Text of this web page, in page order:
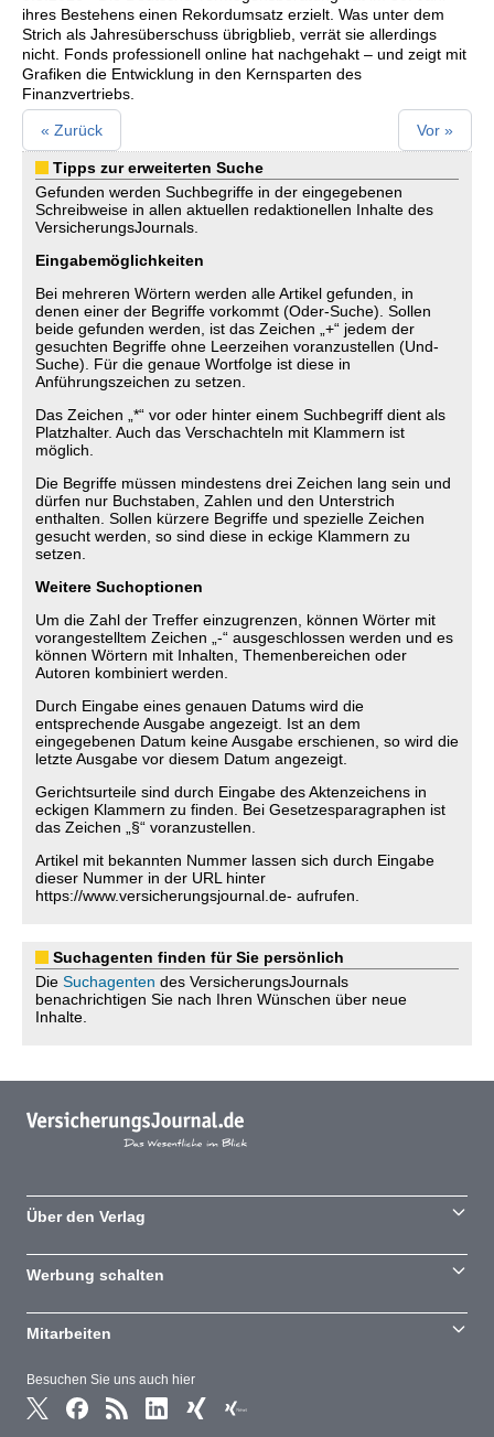
ihres Bestehens einen Rekordumsatz erzielt. Was unter dem
Strich als Jahresüberschuss übrigblieb, verrät sie allerdings
nicht. Fonds professionell online hat nachgehakt – und zeigt mit
Grafiken die Entwicklung in den Kernsparten des
Finanzvertriebs.
« Zurück Vor »
Tipps zur erweiterten Suche
Gefunden werden Suchbegriffe in der eingegebenen
Schreibweise in allen aktuellen redaktionellen Inhalte des
VersicherungsJournals.
Eingabemöglichkeiten
Bei mehreren Wörtern werden alle Artikel gefunden, in
denen einer der Begriffe vorkommt (Oder-Suche). Sollen
beide gefunden werden, ist das Zeichen „+“ jedem der
gesuchten Begriffe ohne Leerzeihen voranzustellen (Und-
Suche). Für die genaue Wortfolge ist diese in
Anführungszeichen zu setzen.
Das Zeichen „*“ vor oder hinter einem Suchbegriff dient als
Platzhalter. Auch das Verschachteln mit Klammern ist
möglich.
Die Begriffe müssen mindestens drei Zeichen lang sein und
dürfen nur Buchstaben, Zahlen und den Unterstrich
enthalten. Sollen kürzere Begriffe und spezielle Zeichen
gesucht werden, so sind diese in eckige Klammern zu
setzen.
Weitere Suchoptionen
Um die Zahl der Treffer einzugrenzen, können Wörter mit
vorangestelltem Zeichen „-“ ausgeschlossen werden und es
können Wörtern mit Inhalten, Themenbereichen oder
Autoren kombiniert werden.
Durch Eingabe eines genauen Datums wird die
entsprechende Ausgabe angezeigt. Ist an dem
eingegebenen Datum keine Ausgabe erschienen, so wird die
letzte Ausgabe vor diesem Datum angezeigt.
Gerichtsurteile sind durch Eingabe des Aktenzeichens in
eckigen Klammern zu finden. Bei Gesetzesparagraphen ist
das Zeichen „§“ voranzustellen.
Artikel mit bekannten Nummer lassen sich durch Eingabe
dieser Nummer in der URL hinter
https://www.versicherungsjournal.de- aufrufen.
Suchagenten finden für Sie persönlich
Die Suchagenten des VersicherungsJournals
benachrichtigen Sie nach Ihren Wünschen über neue
Inhalte.
Besuchen Sie uns auch hier
Über den Verlag
Werbung schalten
Mitarbeiten